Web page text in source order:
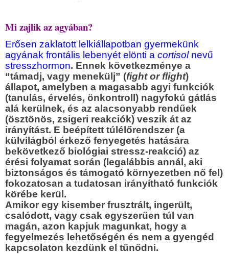
Mi zajlik az agyában?
Erősen zaklatott lelkiállapotban gyermekünk
agyának frontális lebenyét elönti a cortisol nevű
stresszhormon. Ennek következménye a
“támadj, vagy menekülj” (fight or flight)
állapot, amelyben a magasabb agyi funkciók
(tanulás, érvelés, önkontroll) nagyfokú gátlás
alá kerülnek, és az alacsonyabb rendűek
(ösztönös, zsigeri reakciók) veszik át az
irányítást. E beépített túlélőrendszer (a
külvilágból érkező fenyegetés hatására
bekövetkező biológiai stressz-reakció) az
érési folyamat során (legalábbis annál, aki
biztonságos és támogató környezetben nő fel)
fokozatosan a tudatosan irányítható funkciók
körébe kerül.
Amikor egy kisember frusztrált, ingerült,
csalódott, vagy csak egyszerűen túl van
magán, azon kapjuk magunkat, hogy a
fegyelmezés lehetőségén és nem a gyengéd
kapcsolaton kezdünk el tűnődni.